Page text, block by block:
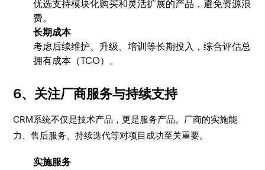
优选支持模块化购买和灵活扩展的产品，避免资源浪
费。
长期成本
考虑后续维护、升级、培训等长期投入，综合评估总
拥有成本（TCO）。
6、关注厂商服务与持续支持
CRM系统不仅是技术产品，更是服务产品。厂商的实施能
力、售后服务、持续迭代等对项目成功至关重要。
实施服务